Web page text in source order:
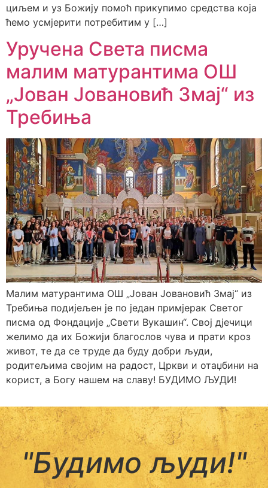
циљем и уз Божију помоћ прикупимо средства која
ћемо усмјерити потребитим у […]
Уручена Света писма
малим матурантима ОШ
„Јован Јовановић Змај“ из
Требиња
Малим матурантима ОШ „Јован Јовановић Змај“ из
Требиња подијељен је по један примјерак Светог
писма од Фондације „Свети Вукашин“. Свој дјечици
желимо да их Божији благослов чува и прати кроз
живот, те да се труде да буду добри људи,
родитељима својим на радост, Цркви и отаџбини на
корист, а Богу нашем на славу! БУДИМО ЉУДИ!
"Будимо људи!"